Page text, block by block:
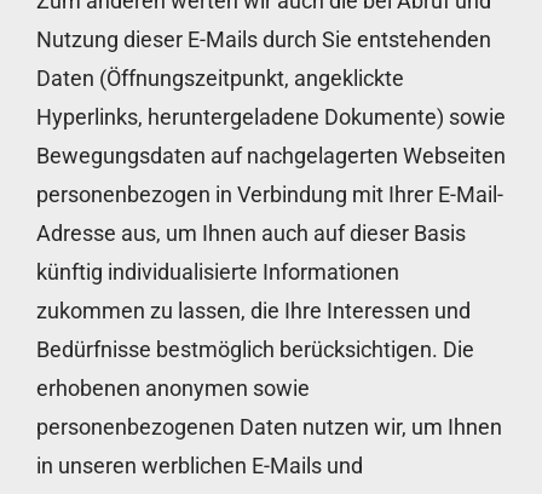
Nutzung dieser E-Mails durch Sie entstehenden
Daten (Öffnungszeitpunkt, angeklickte
Hyperlinks, heruntergeladene Dokumente) sowie
Bewegungsdaten auf nachgelagerten Webseiten
personenbezogen in Verbindung mit Ihrer E-Mail-
Adresse aus, um Ihnen auch auf dieser Basis
künftig individualisierte Informationen
zukommen zu lassen, die Ihre Interessen und
Bedürfnisse bestmöglich berücksichtigen. Die
erhobenen anonymen sowie
personenbezogenen Daten nutzen wir, um Ihnen
in unseren werblichen E-Mails und